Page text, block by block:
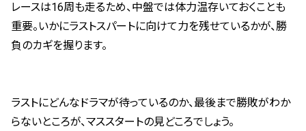
レースは16周も走るため、中盤では体力温存いておくことも
重要。いかにラストスパートに向けて力を残せているかが、勝
負のカギを握ります。
ラストにどんなドラマが待っているのか、最後まで勝敗がわか
らないところが、マススタートの見どころでしょう。